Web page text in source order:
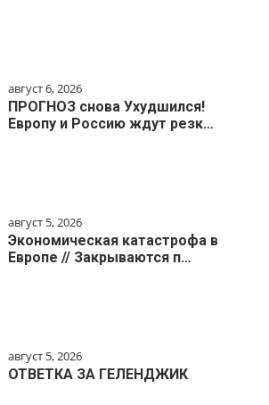
август 6, 2026
ПРОГНОЗ снова Ухудшился!
Европу и Россию ждут резк…
август 5, 2026
Экономическая катастрофа в
Европе // Закрываются п…
август 5, 2026
ОТВЕТКА ЗА ГЕЛЕНДЖИК